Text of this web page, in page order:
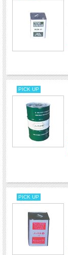
PICK UP
PICK UP